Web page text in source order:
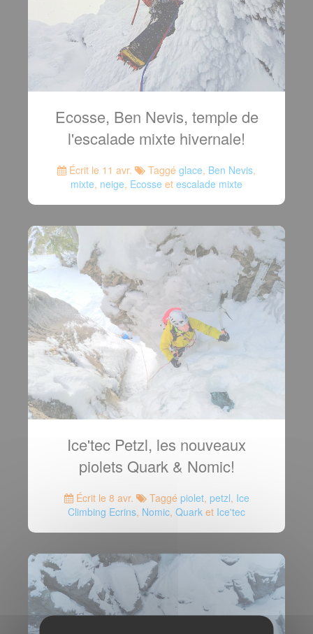
Ecosse, Ben Nevis, temple de
l'escalade mixte hivernale!
Écrit le 11 avr. Taggé glace, Ben Nevis,
mixte, neige, Ecosse et escalade mixte
Ice'tec Petzl, les nouveaux
piolets Quark & Nomic!
Écrit le 8 avr. Taggé piolet, petzl, Ice
Climbing Ecrins, Nomic, Quark et Ice'tec